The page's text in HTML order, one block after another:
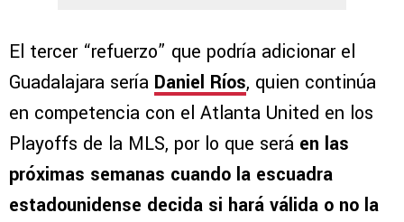
El tercer “refuerzo” que podría adicionar el
Guadalajara sería Daniel Ríos, quien continúa
en competencia con el Atlanta United en los
Playoffs de la MLS, por lo que será en las
próximas semanas cuando la escuadra
estadounidense decida si hará válida o no la